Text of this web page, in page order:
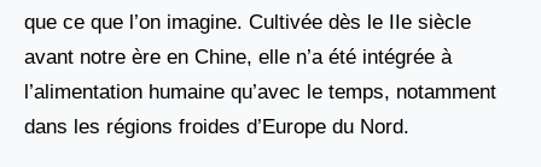
que ce que l’on imagine. Cultivée dès le IIe siècle
avant notre ère en Chine, elle n’a été intégrée à
l’alimentation humaine qu’avec le temps, notamment
dans les régions froides d’Europe du Nord.